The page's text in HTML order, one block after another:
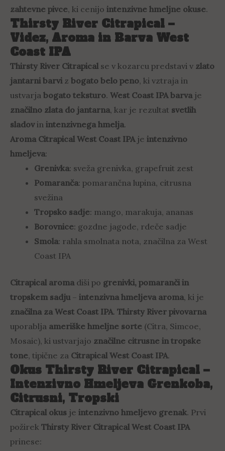
zahtevne pivce, ki cenijo intenzivne hmeljne okuse.
Thirsty River Citrapical –
Videz, Aroma in Barva West
Coast IPA
Thirsty River Citrapical se v kozarcu predstavi v zlato
jantarni barviz bogato belo peno, ki vztraja in
ustvarja bogato teksturo. West Coast IPA barvaje
značilno zlata do jantarna, kar je rezultat svetlih
sladovin intenzivnega hmelja.
Aroma Citrapical West Coast IPAje intenzivno
hmeljeva:
Grenivka: sveža grenivka, grapefruit zest
Pomaranča: pomarančna lupina, citrusna
svežina
Tropsko sadje: mango, marakuja, ananas
Borovnice: gozdne jagode, rdeče sadje
Smola: rahla smolnata nota, značilna za West
Coast IPA
Citrapical aromadiši po grenivki, pomaranči in
tropskem sadju– intenzivna hmeljeva aroma, ki je
značilna za West Coast IPA. Thirsty River pivovarna
uporablja ameriške hmeljne sorte (Citra, Simcoe,
Mosaic), ki ustvarjajo značilne citrusne in tropske
tone, tipične za Citrapical West Coast IPA.
Okus Thirsty River Citrapical –
Intenzivno Hmeljeva Grenkoba,
Citrusni, Tropski
Citrapical okus je intenzivno hmeljevo grenak. Prvi
požirek Thirsty River Citrapical West Coast IPA
prinese: